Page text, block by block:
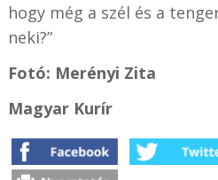
hogy még a szél és a
neki?”
Fotó: Merényi Zita
Magyar Kurír